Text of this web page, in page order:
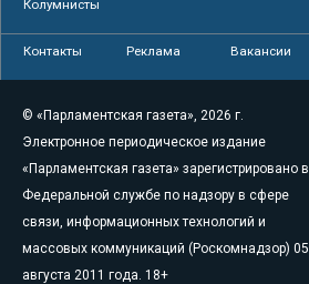
Колумнисты
Контакты Реклама Вакансии
© «Парламентская газета», 2026 г.
Электронное периодическое издание
«Парламентская газета» зарегистрировано в
Федеральной службе по надзору в сфере
связи, информационных технологий и
массовых коммуникаций (Роскомнадзор) 05
августа 2011 года. 18+